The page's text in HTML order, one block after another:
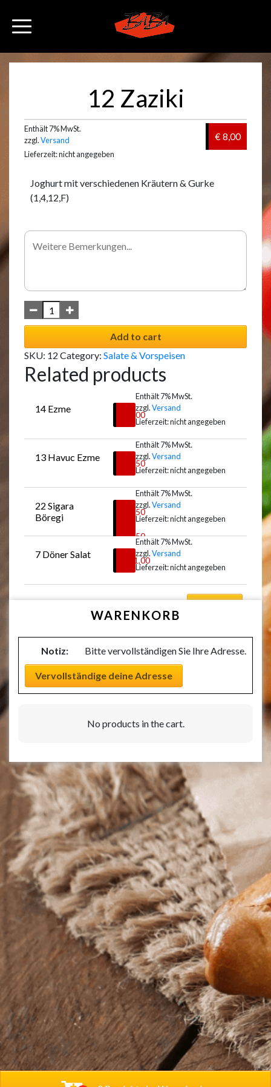
12 Zaziki
€ 8,00
Enthält 7% MwSt.
zzgl.Versand
Lieferzeit: nicht angegeben
Joghurt mit verschiedenen Kräutern & Gurke
(1,4,12,F)
Add to cart
SKU: 12 Category: Salate & Vorspeisen
Related products
14 Ezme
9,00
Enthält 7% MwSt.
zzgl.Versand
Lieferzeit: nicht angegeben
13 Havuc Ezme
7,50
Enthält 7% MwSt.
zzgl.Versand
Lieferzeit: nicht angegeben
22 Sigara
Böregi
5,50
€8,50
Enthält 7% MwSt.
zzgl.Versand
Lieferzeit: nicht angegeben
7 Döner Salat
11,00
Enthält 7% MwSt.
zzgl.Versand
Lieferzeit: nicht angegeben
WARENKORB
Notiz: Bitte vervollständigen Sie Ihre Adresse.
Vervollständige deine Adresse
No products in the cart.